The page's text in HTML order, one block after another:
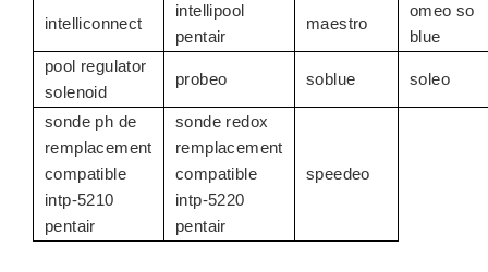
intelliconnect
intellipool
pentair
maestro
omeo so
blue
pool regulator
solenoid
probeo soblue soleo
sonde ph de
remplacement
compatible
intp-5210
pentair
sonde redox
remplacement
compatible
intp-5220
pentair
speedeo